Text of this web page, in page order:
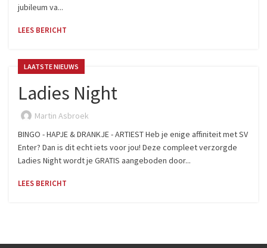
jubileum va...
LEES BERICHT
LAATSTE NIEUWS
Ladies Night
Martin Asbroek
BINGO - HAPJE & DRANKJE - ARTIEST Heb je enige affiniteit met SV
Enter? Dan is dit echt iets voor jou! Deze compleet verzorgde
Ladies Night wordt je GRATIS aangeboden door...
LEES BERICHT